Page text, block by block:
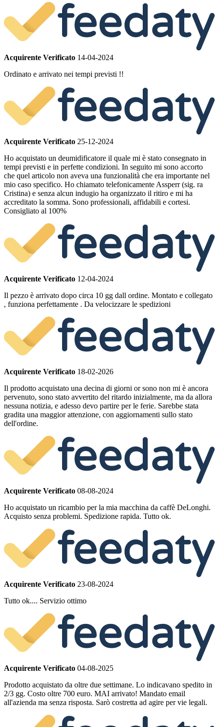
Acquirente Verificato 14-04-2024
Ordinato e arrivato nei tempi previsti !!
Acquirente Verificato 25-12-2024
Ho acquistato un deumidificatore il quale mi è stato consegnato in
tempi previsti e in perfette condizioni. In seguito mi sono accorto
che quel articolo non aveva una funzionalità che era importante nel
mio caso specifico. Ho chiamato telefonicamente Assperr (sig. ra
Cristina) e senza alcun indugio ha organizzato il ritiro e mi ha
accreditato la somma. Sono professionali, affidabili e cortesi.
Consigliato al 100%
Acquirente Verificato 12-04-2024
Il pezzo è arrivato dopo circa 10 gg dall ordine. Montato e collegato
, funziona perfettamente . Da velocizzare le spedizioni
Acquirente Verificato 18-02-2026
Il prodotto acquistato una decina di giorni or sono non mi è ancora
pervenuto, sono stato avvertito del ritardo inizialmente, ma da allora
nessuna notizia, e adesso devo partire per le ferie. Sarebbe stata
gradita una maggior attenzione, con aggiornamenti sullo stato
dell'ordine.
Acquirente Verificato 08-08-2024
Ho acquistato un ricambio per la mia macchina da caffè DeLonghi.
Acquisto senza problemi. Spedizione rapida. Tutto ok.
Acquirente Verificato 23-08-2024
Tutto ok.... Servizio ottimo
Acquirente Verificato 04-08-2025
Prodotto acquistato da oltre due settimane. Lo indicavano spedito in
2/3 gg. Costo oltre 700 euro. MAI arrivato! Mandato email
all'azienda ma senza risposta. Sarò costretta ad agire per vie legali.